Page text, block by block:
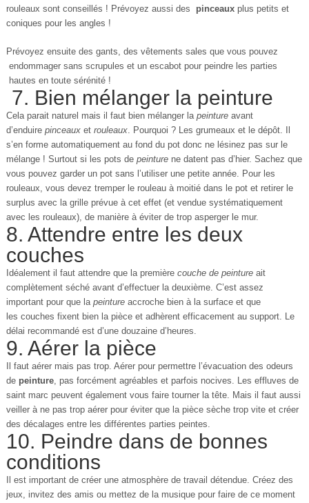
rouleaux sont conseillés ! Prévoyez aussi des pinceaux plus petits et
coniques pour les angles !
Prévoyez ensuite des gants, des vêtements sales que vous pouvez
endommager sans scrupules et un escabot pour peindre les parties
hautes en toute sérénité !
7. Bien mélanger la peinture
Cela parait naturel mais il faut bien mélanger la peinture avant
d’enduire pinceaux et rouleaux. Pourquoi ? Les grumeaux et le dépôt. Il
s’en forme automatiquement au fond du pot donc ne lésinez pas sur le
mélange ! Surtout si les pots de peinture ne datent pas d’hier. Sachez que
vous pouvez garder un pot sans l’utiliser une petite année. Pour les
rouleaux, vous devez tremper le rouleau à moitié dans le pot et retirer le
surplus avec la grille prévue à cet effet (et vendue systématiquement
avec les rouleaux), de manière à éviter de trop asperger le mur.
8. Attendre entre les deux
couches
Idéalement il faut attendre que la première couche de peinture ait
complètement séché avant d’effectuer la deuxième. C’est assez
important pour que la peinture accroche bien à la surface et que
les couches fixent bien la pièce et adhèrent efficacement au support. Le
délai recommandé est d’une douzaine d’heures.
9. Aérer la pièce
Il faut aérer mais pas trop. Aérer pour permettre l’évacuation des odeurs
de peinture, pas forcément agréables et parfois nocives. Les effluves de
saint marc peuvent également vous faire tourner la tête. Mais il faut aussi
veiller à ne pas trop aérer pour éviter que la pièce sèche trop vite et créer
des décalages entre les différentes parties peintes.
10. Peindre dans de bonnes
conditions
Il est important de créer une atmosphère de travail détendue. Créez des
jeux, invitez des amis ou mettez de la musique pour faire de ce moment